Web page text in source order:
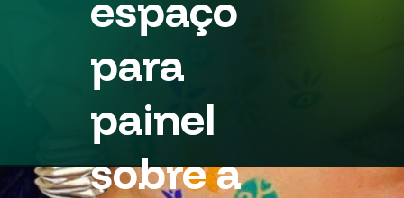
espaço
para
painel
sobre a